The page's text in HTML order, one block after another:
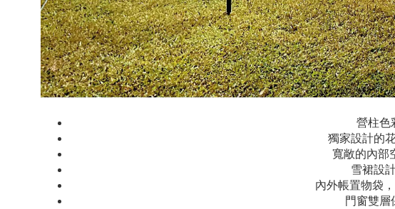
營柱色
獨家設計的
寬敞的內部
雪裙設
內外帳置物袋
門窗雙層